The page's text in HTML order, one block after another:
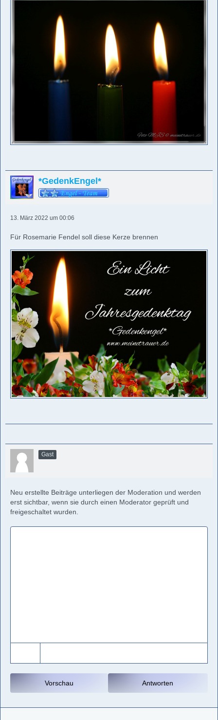
*GedenkEngel*
13. März 2022 um 00:06
Für Rosemarie Fendel soll diese Kerze brennen
Gast
Neu erstellte Beiträge unterliegen der Moderation und werden
erst sichtbar, wenn sie durch einen Moderator geprüft und
freigeschaltet wurden.
Antworten
Vorschau